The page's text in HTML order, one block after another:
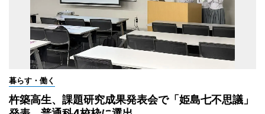
暮らす・働く
杵築高生、課題研究成果発表会で「姫島七不思議」